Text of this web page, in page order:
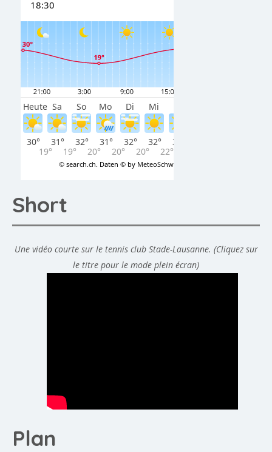
Short
Une vidéo courte sur le tennis club Stade-Lausanne. (Cliquez sur
le titre pour le mode plein écran)
Plan